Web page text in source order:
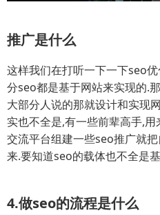
推广是什么
这样我们在打听一下一下seo
分seo都是基于网站来实现的.
大部分人说的那就设计和实现
实也不全是,有一些前辈高手,
交流平台组建一些seo推广就
来.要知道seo的载体也不全是
4.做seo的流程是什么